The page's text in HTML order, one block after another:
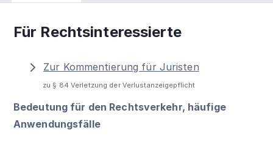
Für Rechtsinteressierte
Zur Kommentierung für Juristen
zu § 84 Verletzung der Verlustanzeigepflicht
Bedeutung für den Rechtsverkehr, häufige
Anwendungsfälle